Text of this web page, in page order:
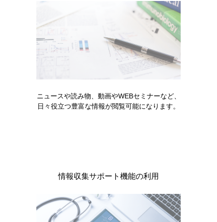
コード一覧
製品に関する注目コンテンツ
ニュースや読み物、動画やWEBセミナーなど、
日々役立つ豊富な情報が閲覧可能になります。
情報収集サポート機能の利用